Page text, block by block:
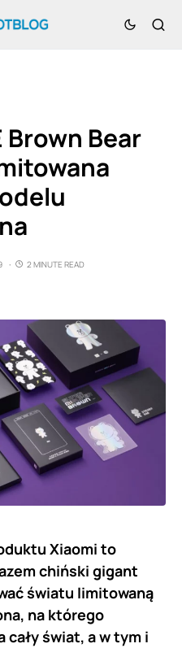
Brown Bear
2 MINUTE READ
Xiaomi to
chiński gigant
światu limitowaną
na którego
świat, a w tym i